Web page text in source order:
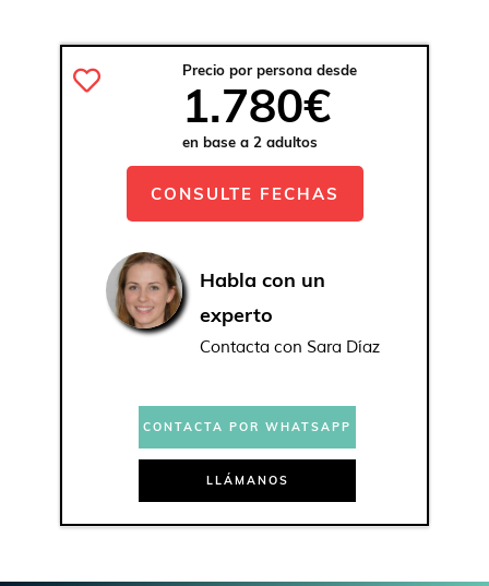
majestuosos y paisajes inolvidables.
SANTIAGO– PUNTA ARENAS – PUERTO
NATALES– PUNTA ARENAS - CALAMA - SAN PEDRO DE
Precio por persona desde
1.780€
en base a 2 adultos
CONSULTE FECHAS
Habla con un
experto
Contacta con Sara Díaz
CONTACTA POR WHATSAPP
LLÁMANOS